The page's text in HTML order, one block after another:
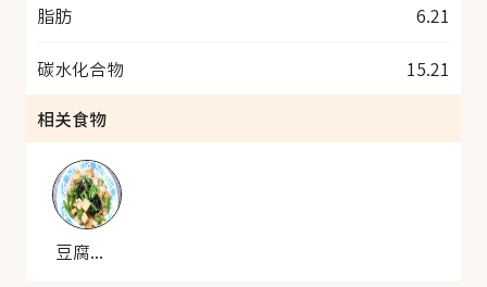
脂肪 6.21
碳水化合物
15.21
相关食物
豆腐烧扁豆